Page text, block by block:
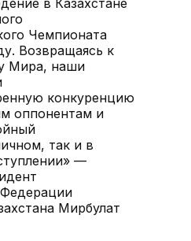
Чемпионата
Возвращаясь к
Мира, наши
конкуренцию
оппонентам и
так и в
—
Мирбулат